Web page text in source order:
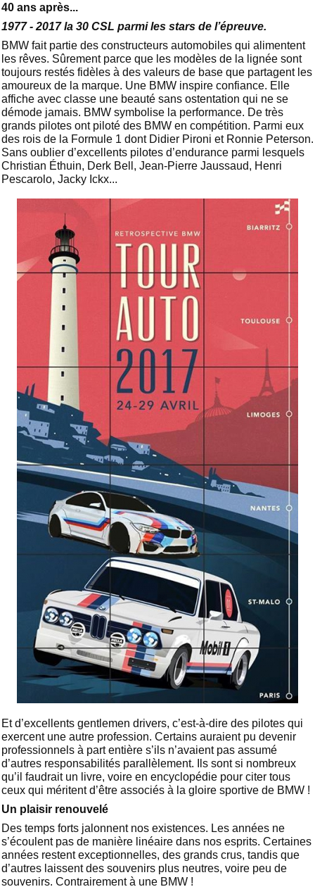
40 ans après...
1977 - 2017 la 30 CSL parmi les stars de l’épreuve.
BMW fait partie des constructeurs automobiles qui alimentent
les rêves. Sûrement parce que les modèles de la lignée sont
toujours restés fidèles à des valeurs de base que partagent les
amoureux de la marque. Une BMW inspire confiance. Elle
affiche avec classe une beauté sans ostentation qui ne se
démode jamais. BMW symbolise la performance. De très
grands pilotes ont piloté des BMW en compétition. Parmi eux
des rois de la Formule 1 dont Didier Pironi et Ronnie Peterson.
Sans oublier d’excellents pilotes d’endurance parmi lesquels
Christian Éthuin, Derk Bell, Jean-Pierre Jaussaud, Henri
Pescarolo, Jacky Ickx...
Et d’excellents gentlemen drivers, c’est-à-dire des pilotes qui
exercent une autre profession. Certains auraient pu devenir
professionnels à part entière s’ils n’avaient pas assumé
d’autres responsabilités parallèlement. Ils sont si nombreux
qu’il faudrait un livre, voire en encyclopédie pour citer tous
ceux qui méritent d’être associés à la gloire sportive de BMW !
Un plaisir renouvelé
Des temps forts jalonnent nos existences. Les années ne
s’écoulent pas de manière linéaire dans nos esprits. Certaines
années restent exceptionnelles, des grands crus, tandis que
d’autres laissent des souvenirs plus neutres, voire peu de
souvenirs. Contrairement à une BMW !